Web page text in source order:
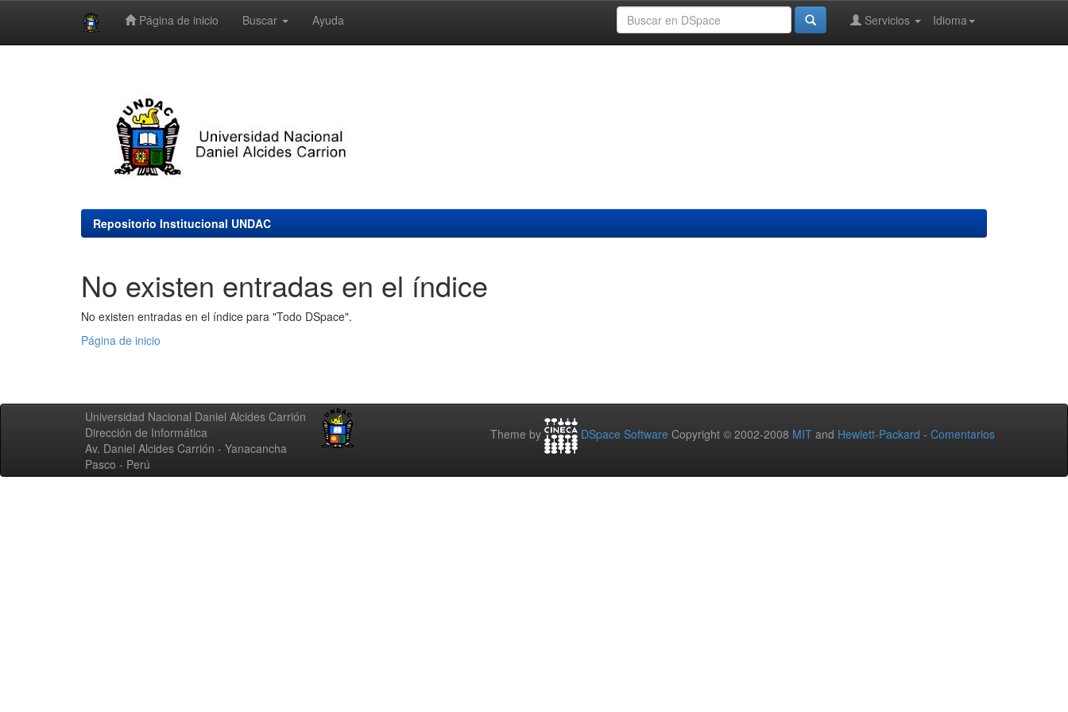
Página de inicio Buscar Ayuda Idioma
Servicios
Repositorio Institucional UNDAC
No existen entradas en el índice
No existen entradas en el índice para "Todo DSpace".
Página de inicio
Universidad Nacional Daniel Alcides Carrión
Dirección de Informática
Av. Daniel Alcides Carrión - Yanacancha
Pasco - Perú
Theme by DSpace Software Copyright © 2002-2008 MIT and Hewlett-Packard - Comentarios